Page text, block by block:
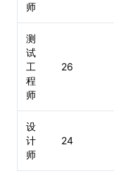
师
测
试
工
程
师
26
设
计
师
24